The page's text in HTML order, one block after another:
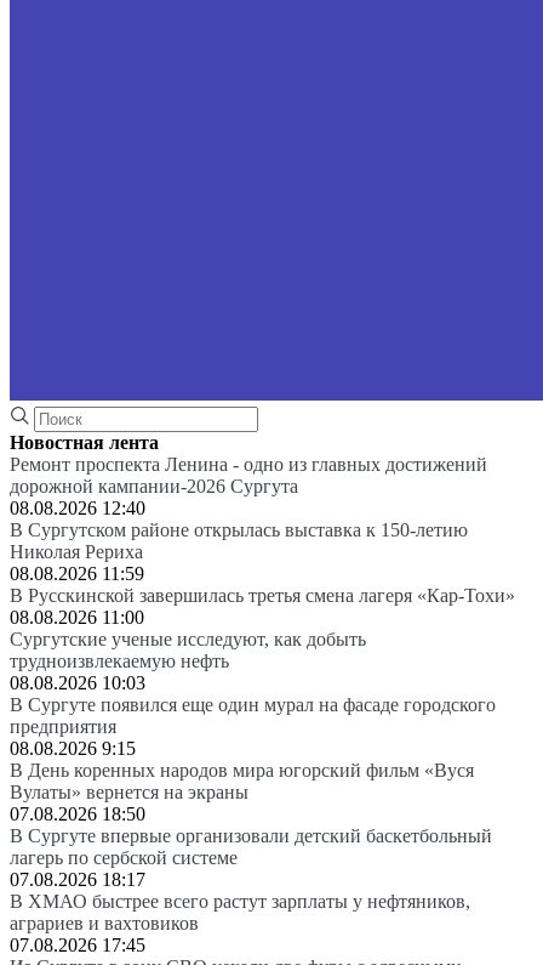
Новостная лента
Ремонт проспекта Ленина - одно из главных достижений
дорожной кампании-2026 Сургута
08.08.2026 12:40
В Сургутском районе открылась выставка к 150-летию
Николая Рериха
08.08.2026 11:59
В Русскинской завершилась третья смена лагеря «Кар-Тохи»
08.08.2026 11:00
Сургутские ученые исследуют, как добыть
трудноизвлекаемую нефть
08.08.2026 10:03
В Сургуте появился еще один мурал на фасаде городского
предприятия
08.08.2026 9:15
В День коренных народов мира югорский фильм «Вуся
Вулаты» вернется на экраны
07.08.2026 18:50
В Сургуте впервые организовали детский баскетбольный
лагерь по сербской системе
07.08.2026 18:17
В ХМАО быстрее всего растут зарплаты у нефтяников,
аграриев и вахтовиков
07.08.2026 17:45